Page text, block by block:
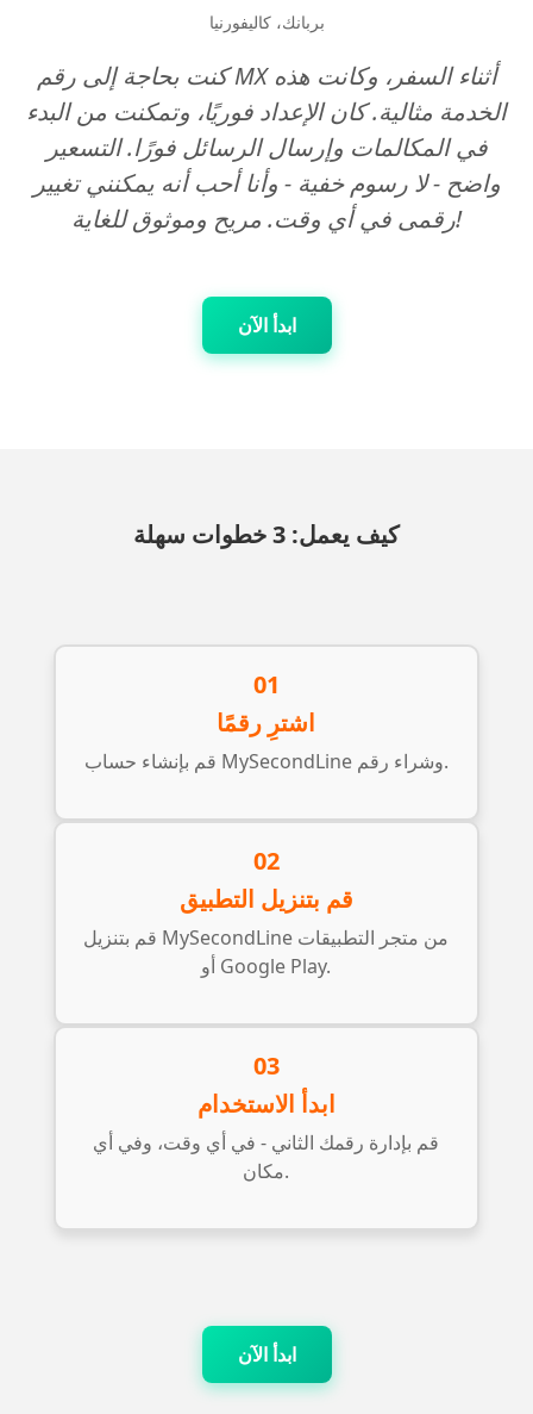
بربانك، كاليفورنيا
كنت بحاجة إلى رقم MX أثناء السفر، وكانت هذه
الخدمة مثالية. كان الإعداد فوريًا، وتمكنت من البدء
في المكالمات وإرسال الرسائل فورًا. التسعير
واضح - لا رسوم خفية - وأنا أحب أنه يمكنني تغيير
رقمى في أي وقت. مريح وموثوق للغاية!
ابدأ الآن
كيف يعمل: 3 خطوات سهلة
01
اشترِ رقمًا
قم بإنشاء حساب MySecondLine وشراء رقم.
02
قم بتنزيل التطبيق
قم بتنزيل MySecondLine من متجر التطبيقات
أو Google Play.
03
ابدأ الاستخدام
قم بإدارة رقمك الثاني - في أي وقت، وفي أي
مكان.
ابدأ الآن